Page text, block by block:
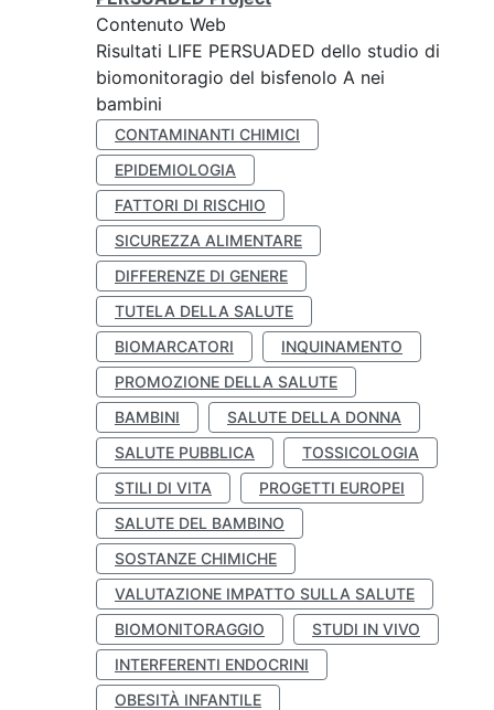
Contenuto Web
Risultati LIFE PERSUADED dello studio di
biomonitoragio del bisfenolo A nei
bambini
CONTAMINANTI CHIMICI
EPIDEMIOLOGIA
FATTORI DI RISCHIO
SICUREZZA ALIMENTARE
DIFFERENZE DI GENERE
TUTELA DELLA SALUTE
BIOMARCATORI
INQUINAMENTO
PROMOZIONE DELLA SALUTE
BAMBINI
SALUTE DELLA DONNA
SALUTE PUBBLICA
TOSSICOLOGIA
STILI DI VITA
PROGETTI EUROPEI
SALUTE DEL BAMBINO
SOSTANZE CHIMICHE
VALUTAZIONE IMPATTO SULLA SALUTE
BIOMONITORAGGIO
STUDI IN VIVO
INTERFERENTI ENDOCRINI
OBESITÀ INFANTILE